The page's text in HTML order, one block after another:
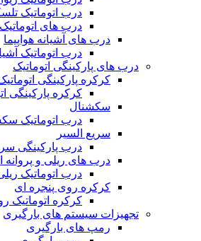
درب اتوماتیک
درب های
درب های آشیانه هواپیما
درب اتوماتیک
درب های پارکینگی اتوماتیک
کرکره پارکینگی
کرکره پارکینگی
سکشنال
درب اتوماتیک
سریع السیر
درب پارکینگی
درب های ریلی و پروانه
درب اتوماتیک
کرکره روی پنجره ای
کرکره اتوماتیک
تجهیزات سیستم های بارگیری
رمپ های بارگیری